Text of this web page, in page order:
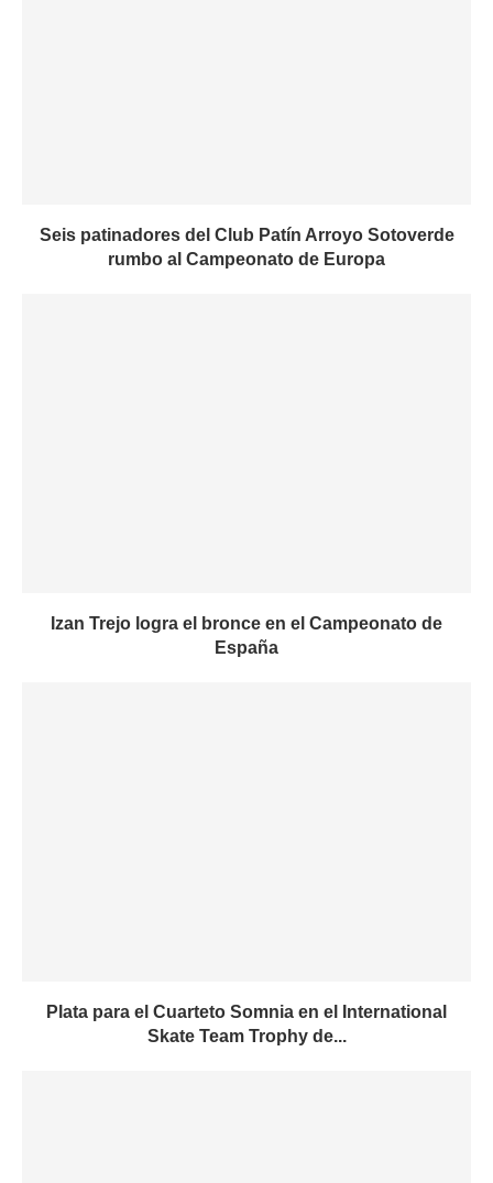
Seis patinadores del Club Patín Arroyo Sotoverde
rumbo al Campeonato de Europa
Izan Trejo logra el bronce en el Campeonato de
España
Plata para el Cuarteto Somnia en el International
Skate Team Trophy de...